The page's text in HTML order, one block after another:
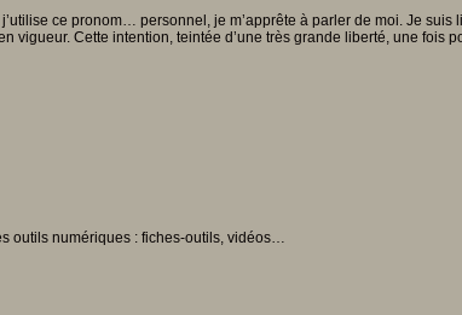
ce pronom… personnel, je m’apprête à parler de moi. Je suis
Cette intention, teintée d’une très grande liberté, une fois
outils numériques : fiches-outils, vidéos…